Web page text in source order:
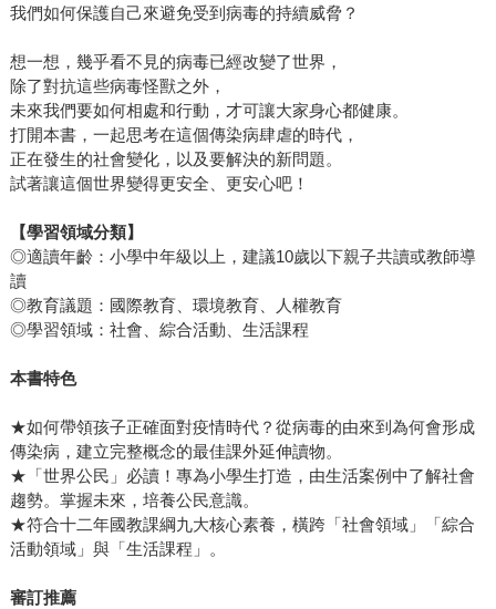
我們如何保護自己來避免受到病毒的持續威脅？
想一想，幾乎看不見的病毒已經改變了世界，
除了對抗這些病毒怪獸之外，
未來我們要如何相處和行動，才可讓大家身心都健康。
打開本書，一起思考在這個傳染病肆虐的時代，
正在發生的社會變化，以及要解決的新問題。
試著讓這個世界變得更安全、更安心吧！
【學習領域分類】
◎適讀年齡：小學中年級以上，建議10歲以下親子共讀或教師導
讀
◎教育議題：國際教育、環境教育、人權教育
◎學習領域：社會、綜合活動、生活課程
本書特色
★如何帶領孩子正確面對疫情時代？從病毒的由來到為何會形成
傳染病，建立完整概念的最佳課外延伸讀物。
★「世界公民」必讀！專為小學生打造，由生活案例中了解社會
趨勢。掌握未來，培養公民意識。
★符合十二年國教課綱九大核心素養，橫跨「社會領域」「綜合
活動領域」與「生活課程」。
審訂推薦